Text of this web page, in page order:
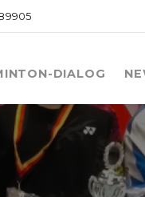
DIALOG